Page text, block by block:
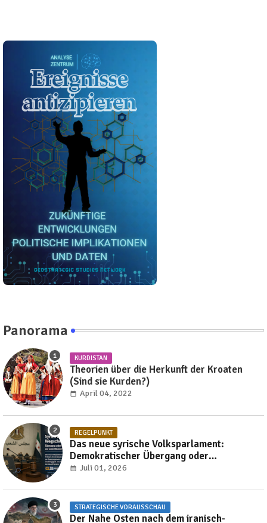
Panorama
KURDISTAN
Theorien über die Herkunft der Kroaten
(Sind sie Kurden?)
April 04, 2022
REGELPUNKT
Das neue syrische Volksparlament:
Demokratischer Übergang oder
Reproduktion autoritärer Herrschaft?
Juli 01, 2026
STRATEGISCHE VORAUSSCHAU
Der Nahe Osten nach dem iranisch-